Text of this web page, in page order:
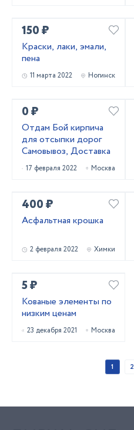
150 ₽
Краски, лаки, эмали,
пена
11 марта 2022 Ногинск
0 ₽
Отдам Бой кирпича
для отсыпки дорог
Самовывоз, Доставка
17 февраля 2022 Москва
400 ₽
Асфальтная крошка
2 февраля 2022 Химки
5 ₽
Кованые элементы по
низким ценам
23 декабря 2021 Москва
1 2